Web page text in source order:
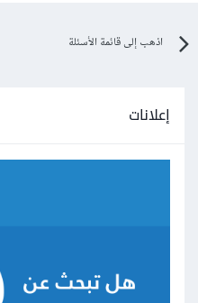
اذهب إلى قائمة الأسئلة
إعلانات